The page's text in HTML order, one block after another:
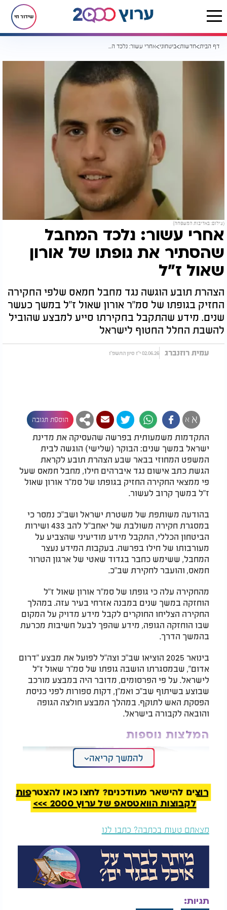
שידור חי
דף הבית חדשות ביטחוני אחרי עשור: נלכד המחבל שהסתיר את גופתו של אורון שאול ז"ל
(צילום: באדיבות המשפחה)
אחרי עשור: נלכד המחבל
שהסתיר את גופתו של אורון
שאול ז"ל
הצהרת תובע הוגשה נגד מחבל חמאס שלפי החקירה
החזיק בגופתו של סמ"ר אורון שאול ז"ל במשך כעשר
שנים. מידע שהתקבל בחקירתו סייע למבצע שהוביל
להשבת החלל החטוף לישראל
עמית רוזנברג 02.06.26 י"ז סיון התשפ"ו
א א הוספת תגובה
התקדמות משמעותית בפרשה שהעסיקה את מדינת
ישראל במשך שנים: הבוקר (שלישי) הוגשה לבית
המשפט המחוזי בבאר שבע הצהרת תובע לקראת
הגשת כתב אישום נגד איברהים חילו, מחבל חמאס שעל
פי ממצאי החקירה החזיק בגופתו של סמ"ר אורון שאול
ז"ל במשך קרוב לעשור.
בהודעה משותפת של משטרת ישראל ושב"כ נמסר כי
במסגרת חקירה משולבת של יאחב"ל להב 433 ושירות
הביטחון הכללי, התקבל מידע מודיעיני שהצביע על
מעורבותו של חילו בפרשה. בעקבות המידע נעצר
המחבל, ששימש כחבר בגדוד שאטי של ארגון הטרור
חמאס, והועבר לחקירת שב"כ.
מהחקירה עלה כי גופתו של סמ"ר אורון שאול ז"ל
הוחזקה במשך שנים במבנה אזרחי בעיר עזה. במהלך
החקירה הצליחו החוקרים לקבל מידע מדויק על המקום
שבו הוחזקה הגופה, מידע שהפך לבעל חשיבות מכרעת
בהמשך הדרך.
בינואר 2025 הוציאו שב"כ וצה"ל לפועל את מבצע "דרום
אדום", שבמסגרתו הושבה גופתו של סמ"ר שאול ז"ל
לישראל. על פי הפרסומים, מדובר היה במבצע מורכב
שבוצע בשיתוף שב"כ ואמ"ן, דקות ספורות לפני כניסת
הפסקת האש לתוקף. במהלך המבצע חולצה הגופה
והובאה לקבורה בישראל.
המלצות נוספות
צה"ל חילץ את גופתה
של החטופה מיה גורן
הי"ד
איומים חדשים מטהרן:
חמינאי דורש להוציא
להורג את מנהיגי ישראל
לפי ההודעה, המידע שנאסף במסגרת חקירתו של חילו
היה מרכיב מרכזי שאפשר את איתור המיקום המדויק
של הגופה בלב העיר עזה והוביל להצלחת המבצע.
להמשך קריאה
רוצים להישאר מעודכנים? לחצו כאן להצטרפות
לקבוצות הוואטסאפ של ערוץ 2000 >>>
מצאתם טעות בכתבה? כתבו לנו
תגיות: